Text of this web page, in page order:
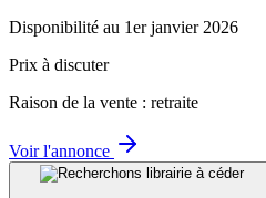
Disponibilité au 1er janvier 2026
Prix à discuter
Raison de la vente : retraite
Voir l'annonce